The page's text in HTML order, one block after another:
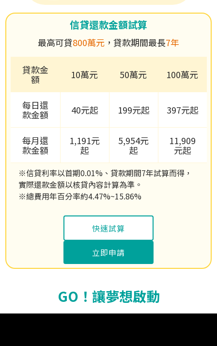
信貸還款金額試算
最高可貸800萬元 ，貸款期間最長7年
貸款金
額 10萬元 50萬元 100萬元
每日還
款金額 40元起 199元起 397元起
每月還
款金額
1,191元
起
5,954元
起
11,909
元起
※信貸利率以首期0.01%、貸款期間7年試算而得，
實際還款金額以核貸內容計算為準。
※總費用年百分率約4.47%~15.86%
快速試算
立即申請
GO！讓夢想啟動